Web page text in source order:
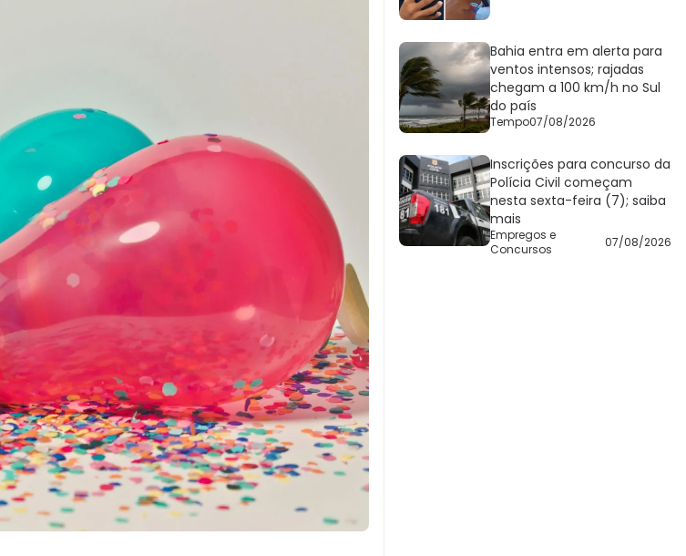
Bahia entra em alerta para
ventos intensos; rajadas
chegam a 100 km/h no Sul
do país
Tempo07/08/2026
Inscrições para concurso da
Polícia Civil começam
nesta sexta-feira (7); saiba
mais
Empregos e
Concursos
07/08/2026